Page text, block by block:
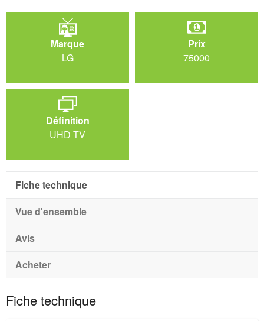
Marque
LG
Prix
75000
Définition
UHD TV
Fiche technique
Vue d'ensemble
Avis
Acheter
Fiche technique